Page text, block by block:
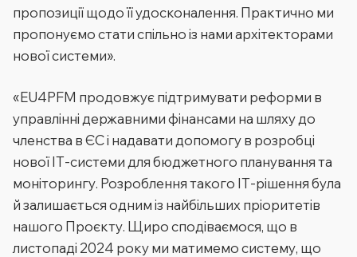
пропозиції щодо її удосконалення. Практично ми
пропонуємо стати спільно із нами архітекторами
нової системи».
«EU4PFM продовжує підтримувати реформи в
управлінні державними фінансами на шляху до
членства в ЄС і надавати допомогу в розробці
нової ІТ-системи для бюджетного планування та
моніторингу. Розроблення такого ІТ-рішення була
й залишається одним із найбільших пріоритетів
нашого Проєкту. Щиро сподіваємося, що в
листопаді 2024 року ми матимемо систему, що